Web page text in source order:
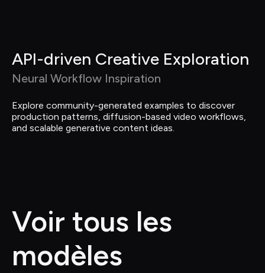
API-driven Creative Exploration
Neural Workflow Inspiration
Explore community-generated examples to discover
production patterns, diffusion-based video workflows,
and scalable generative content ideas.
Voir tous les
modèles